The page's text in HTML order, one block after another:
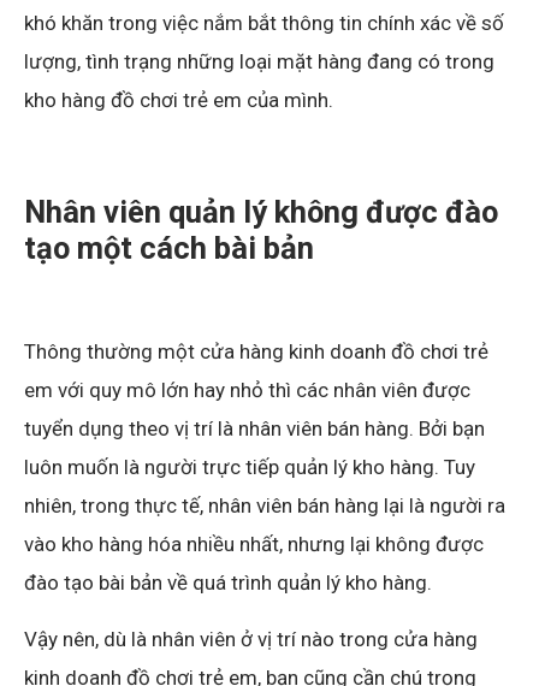
khó khăn trong việc nắm bắt thông tin chính xác về số
lượng, tình trạng những loại mặt hàng đang có trong
kho hàng đồ chơi trẻ em của mình.
Nhân viên quản lý không được đào
tạo một cách bài bản
Thông thường một cửa hàng kinh doanh đồ chơi trẻ
em với quy mô lớn hay nhỏ thì các nhân viên được
tuyển dụng theo vị trí là nhân viên bán hàng. Bởi bạn
luôn muốn là người trực tiếp quản lý kho hàng. Tuy
nhiên, trong thực tế, nhân viên bán hàng lại là người ra
vào kho hàng hóa nhiều nhất, nhưng lại không được
đào tạo bài bản về quá trình quản lý kho hàng.
Vậy nên, dù là nhân viên ở vị trí nào trong cửa hàng
kinh doanh đồ chơi trẻ em, bạn cũng cần chú trọng